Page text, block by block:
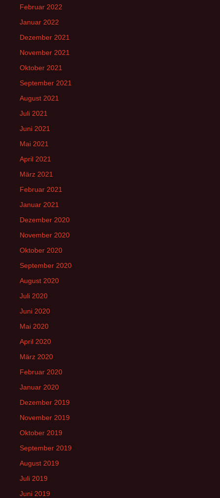
Februar 2022
Januar 2022
Dezember 2021
November 2021
Oktober 2021
September 2021
August 2021
Juli 2021
Juni 2021
Mai 2021
April 2021
März 2021
Februar 2021
Januar 2021
Dezember 2020
November 2020
Oktober 2020
September 2020
August 2020
Juli 2020
Juni 2020
Mai 2020
April 2020
März 2020
Februar 2020
Januar 2020
Dezember 2019
November 2019
Oktober 2019
September 2019
August 2019
Juli 2019
Juni 2019